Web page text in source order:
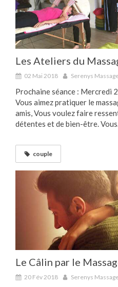
Les Ateliers du
02 Mai 2018 Serenys
Prochaine séance : Mercredi
Vous aimez pratiquer le
amis, Vous voulez faire
détentes et de bien-être. Vous...
couple
Le Câlin par le
20 Fév 2018 Serenys